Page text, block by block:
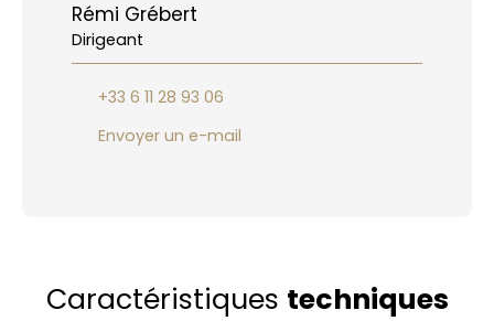
Rémi Grébert
Dirigeant
+33 6 11 28 93 06
Envoyer un e-mail
Caractéristiques techniques